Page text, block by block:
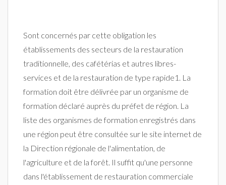
Sont concernés par cette obligation les
établissements des secteurs de la restauration
traditionnelle, des cafétérias et autres libres-
services et de la restauration de type rapide1. La
formation doit être délivrée par un organisme de
formation déclaré auprès du préfet de région. La
liste des organismes de formation enregistrés dans
une région peut être consultée sur le site internet de
la Direction régionale de l'alimentation, de
l'agriculture et de la forêt. Il suffit qu'une personne
dans l'établissement de restauration commerciale